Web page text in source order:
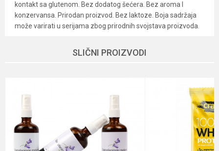
kontakt sa glutenom. Bez dodatog šećera. Bez aroma I
konzervansa. Prirodan proizvod. Bez laktoze. Boja sadržaja
može varirati u serijama zbog prirodnih svojstava proizvoda.
Proteini i fitness
Način
proizvodnje
Gluten-Free, Non Gmo, Vegan,
Vegetarian
Namena Detoks, Energija, Mišićna masa
Poruka
SLIČNI PROIZVODI